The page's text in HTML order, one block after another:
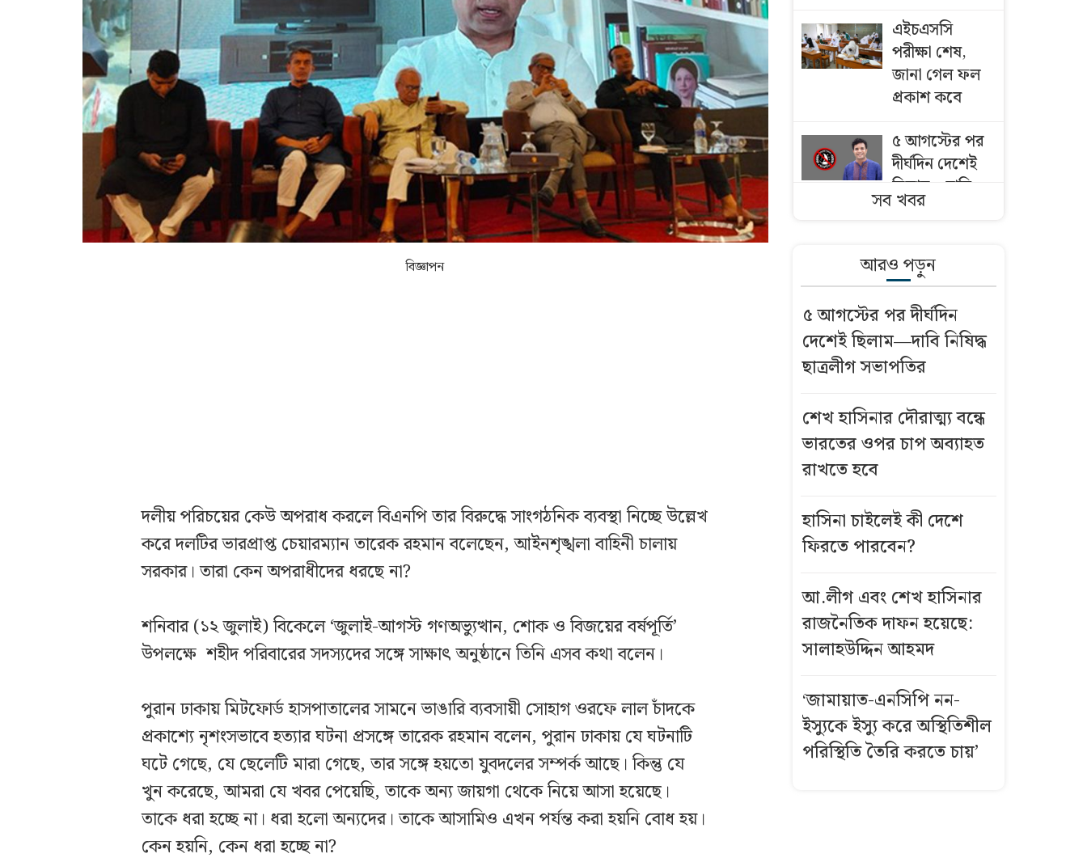
বিজ্ঞাপন
দলীয় পরিচয়ের কেউ অপরাধ করলে বিএনপি তার বিরুদ্ধে সাংগঠনিক ব্যবস্থা নিচ্ছে উল্লেখ
করে দলটির ভারপ্রাপ্ত চেয়ারম্যান তারেক রহমান বলেছেন, আইনশৃঙ্খলা বাহিনী চালায়
সরকার। তারা কেন অপরাধীদের ধরছে না?
শনিবার (১২ জুলাই) বিকেলে ‘জুলাই-আগস্ট গণঅভ্যুত্থান, শোক ও বিজয়ের বর্ষপূর্তি’
উপলক্ষে শহীদ পরিবারের সদস্যদের সঙ্গে সাক্ষাৎ অনুষ্ঠানে তিনি এসব কথা বলেন।
পুরান ঢাকায় মিটফোর্ড হাসপাতালের সামনে ভাঙারি ব্যবসায়ী সোহাগ ওরফে লাল চাঁদকে
প্রকাশ্যে নৃশংসভাবে হত্যার ঘটনা প্রসঙ্গে তারেক রহমান বলেন, পুরান ঢাকায় যে ঘটনাটি
ঘটে গেছে, যে ছেলেটি মারা গেছে, তার সঙ্গে হয়তো যুবদলের সম্পর্ক আছে। কিন্তু যে
খুন করেছে, আমরা যে খবর পেয়েছি, তাকে অন্য জায়গা থেকে নিয়ে আসা হয়েছে।
তাকে ধরা হচ্ছে না। ধরা হলো অন্যদের। তাকে আসামিও এখন পর্যন্ত করা হয়নি বোধ হয়।
কেন হয়নি, কেন ধরা হচ্ছে না?
এইচএসসি
পরীক্ষা শেষ,
জানা গেল ফল
প্রকাশ কবে
৫ আগস্টের পর
দীর্ঘদিন দেশেই
ছিলাম—দাবি
নিষিদ্ধ ছাত্রলীগ
এসএসি ফল
খারাপ? যেসব
সন্দেহ হলে খাতা
চ্যালেঞ্জ করা
উচিত
মাদরাসায় পড়তে
অনীহা, ছয়তলা
ভবনের কার্নিশে
এসএসসির ফল
করা যাবে
পুনঃনিরীক্ষণ,
সময় জানাল
বোর্ড
অস্ত্রোপচারের
পর কেমন
আছেন মিঠুন
সব খবর
আরও পড়ুন
৫ আগস্টের পর দীর্ঘদিন
দেশেই ছিলাম—দাবি নিষিদ্ধ
ছাত্রলীগ সভাপতির
শেখ হাসিনার দৌরাত্ম্য বন্ধে
ভারতের ওপর চাপ অব্যাহত
রাখতে হবে
হাসিনা চাইলেই কী দেশে
ফিরতে পারবেন?
আ.লীগ এবং শেখ হাসিনার
রাজনৈতিক দাফন হয়েছে:
সালাহউদ্দিন আহমদ
‘জামায়াত-এনসিপি নন-
ইস্যুকে ইস্যু করে অস্থিতিশীল
পরিস্থিতি তৈরি করতে চায়’